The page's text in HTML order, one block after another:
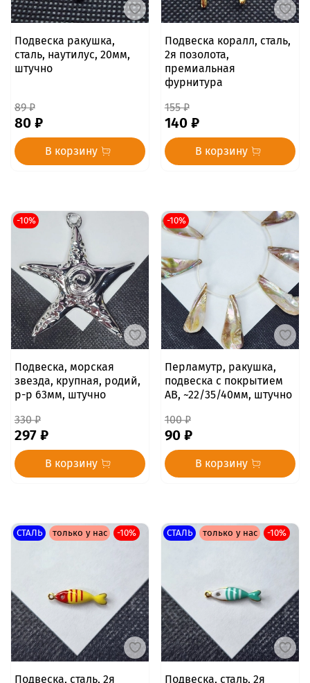
Подвеска ракушка,
сталь, наутилус, 20мм,
штучно
89 ₽
80 ₽
В корзину
Подвеска коралл, сталь,
2я позолота,
премиальная
фурнитура
155 ₽
140 ₽
В корзину
-10%
Подвеска, морская
звезда, крупная, родий,
р-р 63мм, штучно
330 ₽
297 ₽
В корзину
-10%
Перламутр, ракушка,
подвеска с покрытием
АВ, ~22/35/40мм, штучно
100 ₽
90 ₽
В корзину
СТАЛЬ только у нас -10%
Подвеска, сталь, 2я
СТАЛЬ только у нас -10%
Подвеска, сталь, 2я